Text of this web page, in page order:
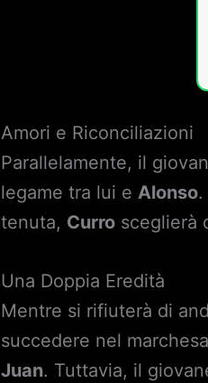
Amori e Riconciliazioni
Parallelamente, il
legame tra lui e Alonso.
tenuta, Curro sceglierà
Una Doppia Eredità
Mentre si rifiuterà di
succedere nel
Juan. Tuttavia, il